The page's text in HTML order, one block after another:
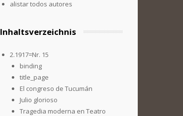
alistar todos autores
Inhaltsverzeichnis
2.1917=Nr. 15
binding
title_page
El congreso de Tucumán
Julio glorioso
Tragedia moderna en Teatro